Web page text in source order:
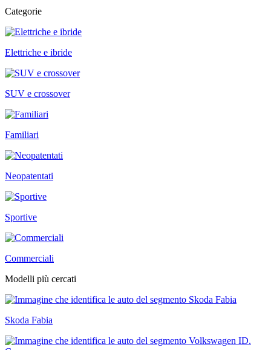
Categorie
Elettriche e ibride
SUV e crossover
Familiari
Neopatentati
Sportive
Commerciali
Modelli più cercati
Skoda Fabia